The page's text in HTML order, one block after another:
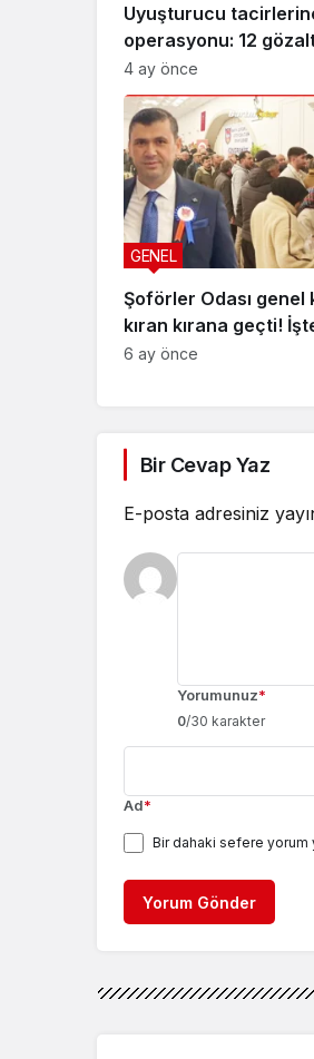
Uyuşturucu
operasyonu: 12
4 ay önce
Şoförler Odası genel
kıran kırana geçti!
GENEL
6 ay önce
Bir Cevap Yaz
E-posta adresiniz
Yorumunuz*
0/30 karakter
Ad*
Bir dahaki sefere yorum
Yorum Gönder